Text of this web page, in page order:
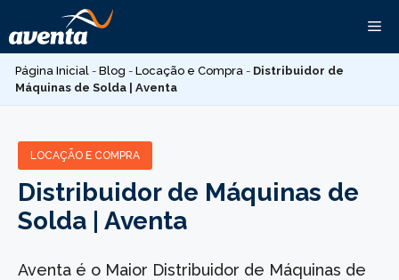
para
o
conteúdo
Página Inicial - Blog - Locação e Compra - Distribuidor de
Máquinas de Solda | Aventa
LOCAÇÃO E COMPRA
Distribuidor de Máquinas de
Solda | Aventa
Aventa é o Maior Distribuidor de Máquinas de